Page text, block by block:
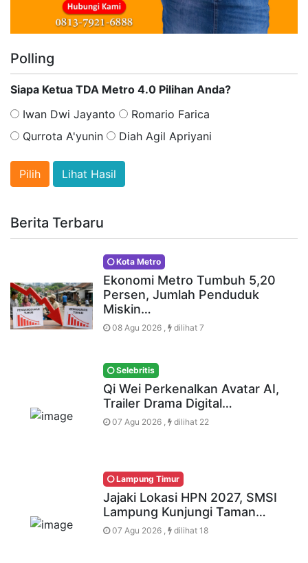
Polling
Siapa Ketua TDA Metro 4.0 Pilihan Anda?
Iwan Dwi Jayanto
Romario Farica
Qurrota A'yunin
Diah Agil Apriyani
Lihat Hasil
Berita Terbaru
Kota Metro
Ekonomi Metro Tumbuh 5,20
Persen, Jumlah Penduduk
Miskin…
08 Agu 2026 , dilihat 7
Selebritis
Qi Wei Perkenalkan Avatar AI,
Trailer Drama Digital…
07 Agu 2026 , dilihat 22
Lampung Timur
Jajaki Lokasi HPN 2027, SMSI
Lampung Kunjungi Taman…
07 Agu 2026 , dilihat 18